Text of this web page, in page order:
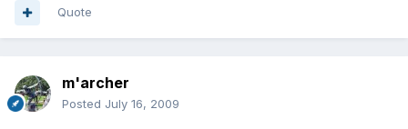
Quote
m'archer
Posted July 16, 2009